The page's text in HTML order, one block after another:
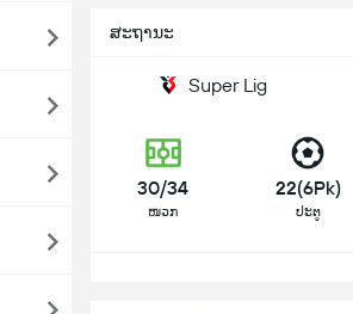
ສະຖານະ
Super Lig
30/34
ໜວກ
22(6Pk)
ປະຕູ